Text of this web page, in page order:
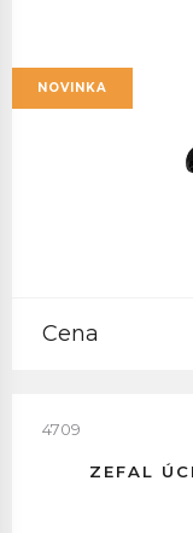
NOVINKA
Cena
4709
ZEFAL